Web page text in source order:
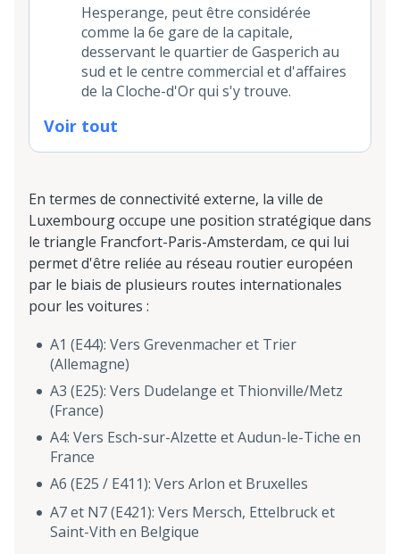
Hesperange, peut être considérée
comme la 6e gare de la capitale,
desservant le quartier de Gasperich au
sud et le centre commercial et d'affaires
de la Cloche-d'Or qui s'y trouve.
Voir tout
En termes de connectivité externe, la ville de
Luxembourg occupe une position stratégique dans
le triangle Francfort-Paris-Amsterdam, ce qui lui
permet d'être reliée au réseau routier européen
par le biais de plusieurs routes internationales
pour les voitures :
A1 (E44): Vers Grevenmacher et Trier
(Allemagne)
A3 (E25): Vers Dudelange et Thionville/Metz
(France)
A4: Vers Esch-sur-Alzette et Audun-le-Tiche en
France
A6 (E25 / E411): Vers Arlon et Bruxelles
A7 et N7 (E421): Vers Mersch, Ettelbruck et
Saint-Vith en Belgique